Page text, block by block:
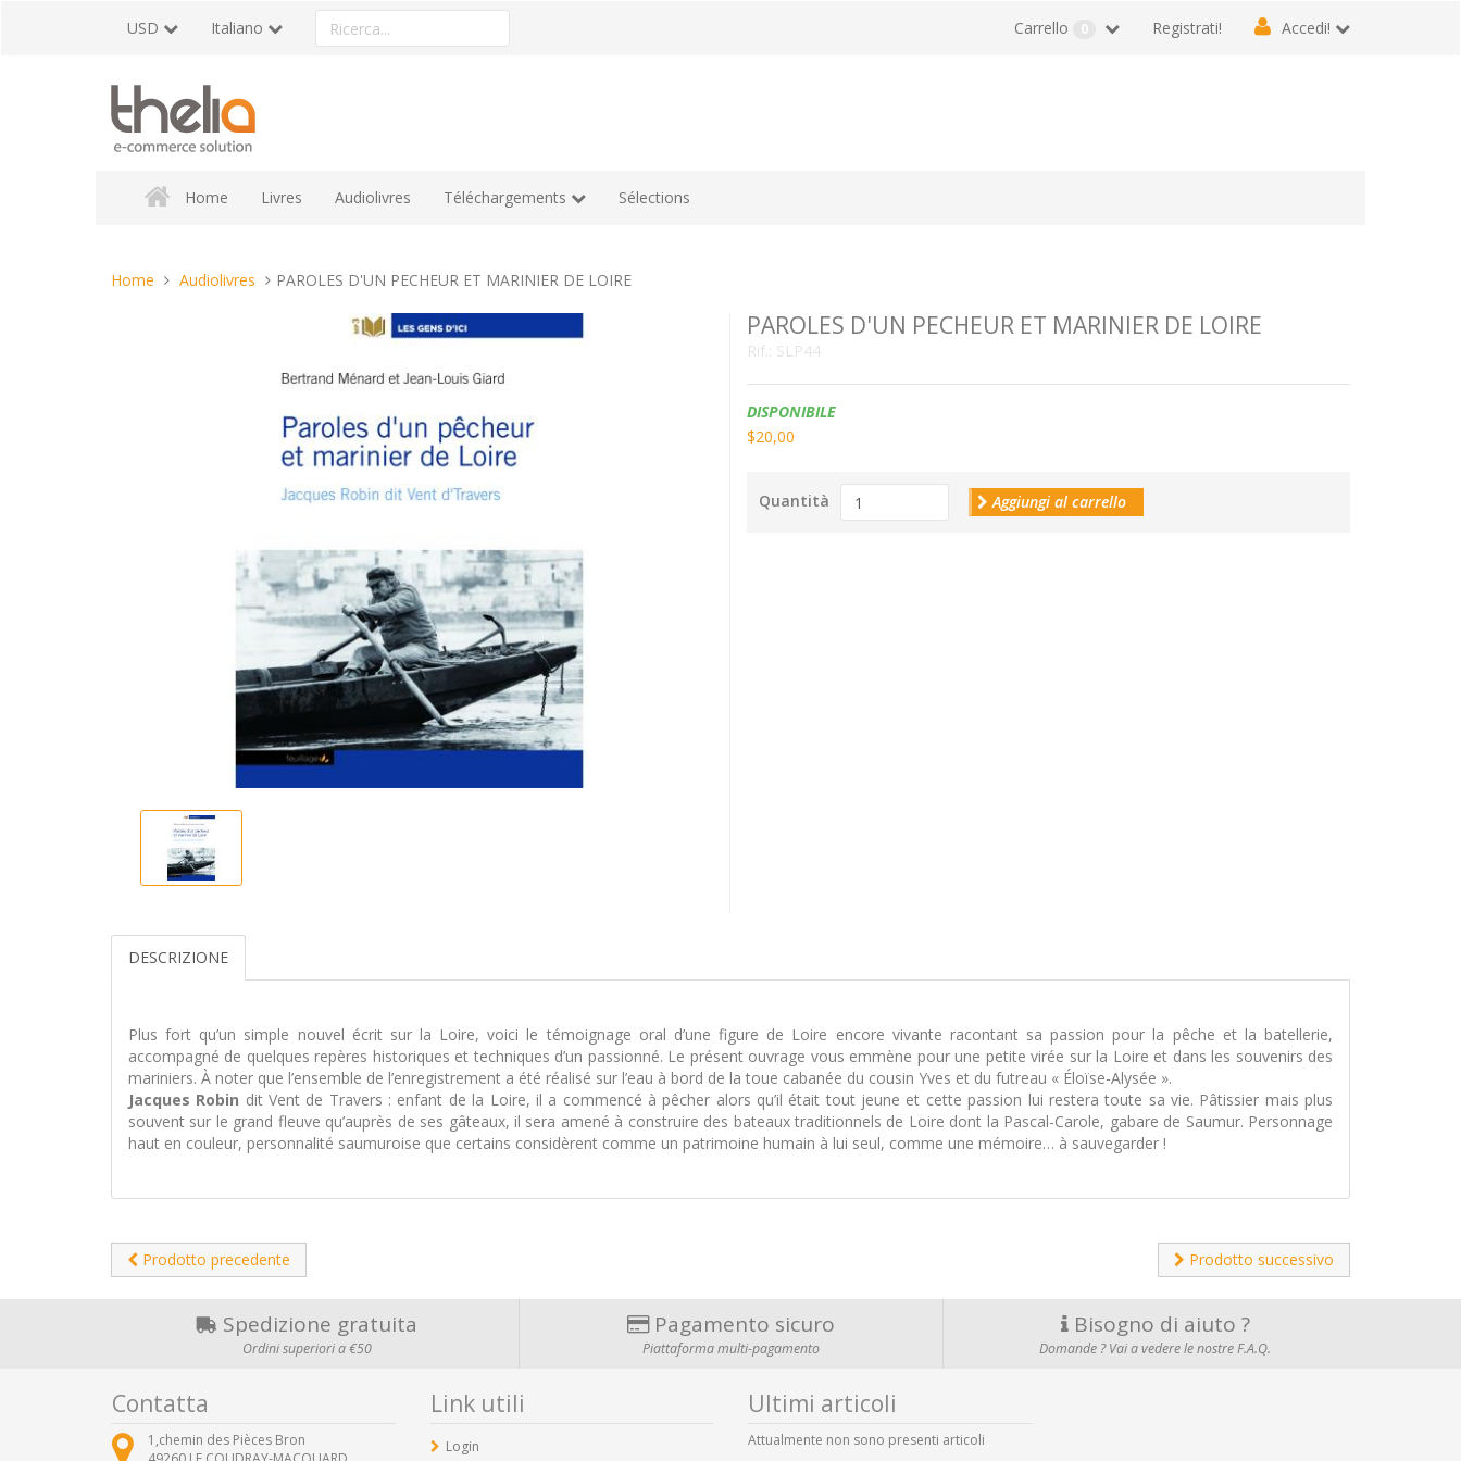
USD Italiano
Ricerca
un
Registrati! Accedi!
Carrello 0
Home Livres Audiolivres Téléchargements Sélections
Tu
Home Audiolivres PAROLES D'UN PECHEUR ET MARINIER DE LOIRE
PAROLES D'UN PECHEUR ET MARINIER DE LOIRE
Rif.: SLP44
Disponibilità:
DISPONIBILE
$20,00
Quantità Aggiungi al carrello
DESCRIZIONE
Plus fort qu’un simple nouvel écrit sur la Loire, voici le témoignage oral d’une figure de Loire encore vivante racontant sa passion pour la pêche et la batellerie,
accompagné de quelques repères historiques et techniques d’un passionné. Le présent ouvrage vous emmène pour une petite virée sur la Loire et dans les souvenirs des
mariniers. À noter que l’ensemble de l’enregistrement a été réalisé sur l’eau à bord de la toue cabanée du cousin Yves et du futreau « Éloïse-Alysée ».
Jacques Robin dit Vent de Travers : enfant de la Loire, il a commencé à pêcher alors qu’il était tout jeune et cette passion lui restera toute sa vie. Pâtissier mais plus
souvent sur le grand fleuve qu’auprès de ses gâteaux, il sera amené à construire des bateaux traditionnels de Loire dont la Pascal-Carole, gabare de Saumur. Personnage
haut en couleur, personnalité saumuroise que certains considèrent comme un patrimoine humain à lui seul, comme une mémoire… à sauvegarder !
Prodotto precedente Prodotto successivo
Spedizione gratuita
Ordini superiori a €50
Pagamento sicuro
Piattaforma multi-pagamento
Bisogno di aiuto ?
Domande ? Vai a vedere le nostre F.A.Q.
Contatta
1,chemin des Pièces Bron
Link utili
Login
Ultimi articoli
Attualmente non sono presenti articoli